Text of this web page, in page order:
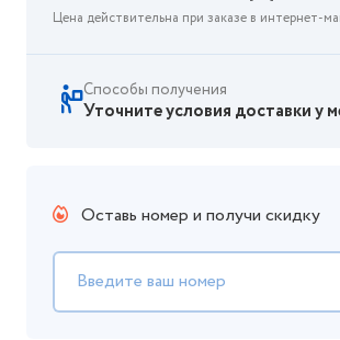
Цена действительна при заказе в интернет-
Способы получения
Уточните условия доставки у
Оставь номер и получи скидку